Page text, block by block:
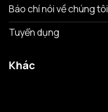
Báo chí nói về chúng tôi
Tuyển dụng
Khác